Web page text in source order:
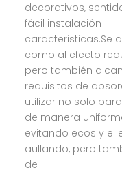
decorativos,
fácil instalación
caracteristicas.Se
como al efecto
pero también
requisitos de
utilizar no solo
de manera
evitando ecos y el
aullando, pero
de